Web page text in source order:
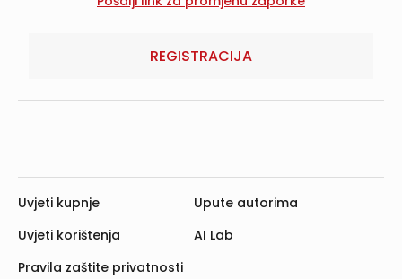
REGISTRACIJA
Uvjeti kupnje
Uvjeti korištenja
Pravila zaštite privatnosti
Upute autorima
AI Lab